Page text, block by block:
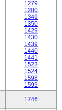
1279
1280
1349
1350
1429
1430
1439
1440
1441
1523
1524
1598
1599
1746